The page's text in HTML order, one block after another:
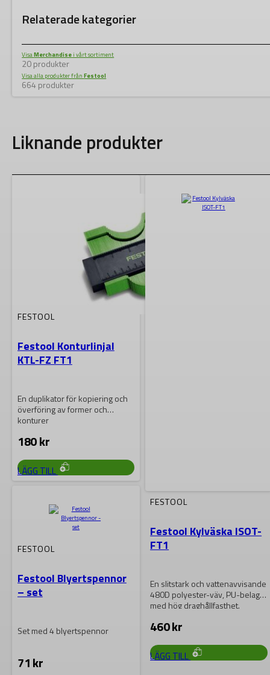
Relaterade kategorier
VisaMerchandise i vårt sortiment
20 produkter
Visa alla produkter frånFestool
664 produkter
Liknande produkter
FESTOOL
Festool Konturlinjal
KTL-FZ FT1
En duplikator för kopiering och
överföring av former och
konturer
180kr
LÄGG TILL
FESTOOL
Festool Kylväska ISOT-
FT1
En slitstark och vattenavvisande
480D polyester-väv, PU-belagd,
med hög draghållfasthet.
460kr
LÄGG TILL
FESTOOL
Festool Blyertspennor
– set
Set med 4 blyertspennor
71kr